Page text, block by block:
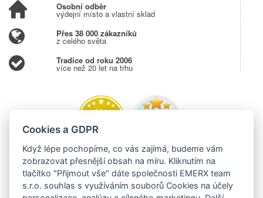
Osobní odběr
výdejní místo a vlastní sklad
Přes 38 000 zákazníků
z celého světa
Tradice od roku 2006
více než 20 let na trhu
Cookies a GDPR
Když lépe pochopíme, co vás zajímá, budeme vám
zobrazovat přesnější obsah na míru. Kliknutím na
tlačítko "Přijmout vše" dáte společnosti EMERX team
s.r.o. souhlas s využíváním souborů Cookies na účely